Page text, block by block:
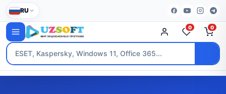
RU
0 0